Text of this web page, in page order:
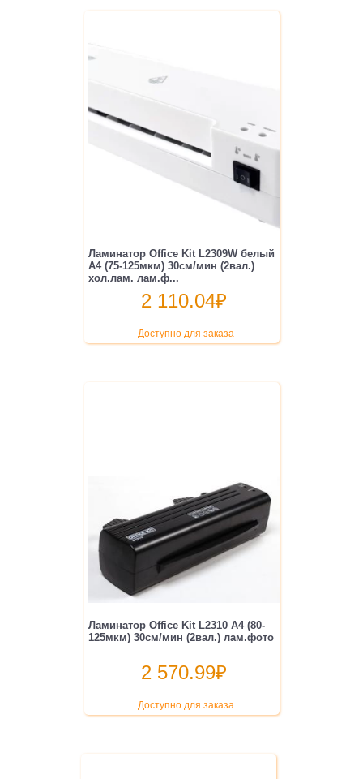
Ламинатор Office Kit L2309W белый
A4 (75-125мкм) 30см/мин (2вал.)
хол.лам. лам.ф...
2 110.04₽
Доступно для заказа
Ламинатор Office Kit L2310 A4 (80-
125мкм) 30см/мин (2вал.) лам.фото
2 570.99₽
Доступно для заказа